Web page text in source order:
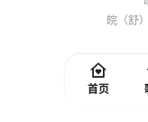
皖（舒
首页